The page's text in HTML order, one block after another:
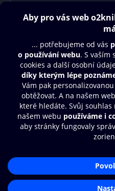
Obsah ke stažení
Moje O2 Knihovna
Další zábava
© O2 Czech Republic a.s.
Zásady zpracování osobních